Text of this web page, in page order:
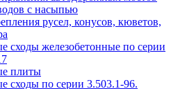
с насыпью
русел, конусов, кюветов,
сходы железобетонные по серии
плиты
сходы по серии 3.503.1-96.